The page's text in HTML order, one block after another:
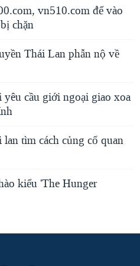
vn510.com để vào
chặn
Thái Lan phẫn nộ về
yêu cầu giới ngoại giao xoa
tìm cách củng cố quan
kiểu 'The Hunger